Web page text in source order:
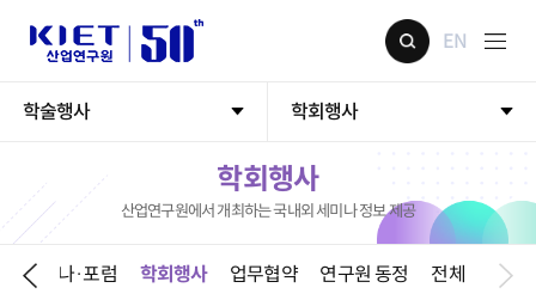
EN
학술행사 학회행사
학회행사
산업연구원에서 개최하는 국내외 세미나 정보 제공
세미나·포럼 학회행사 업무협약 연구원 동정 전체